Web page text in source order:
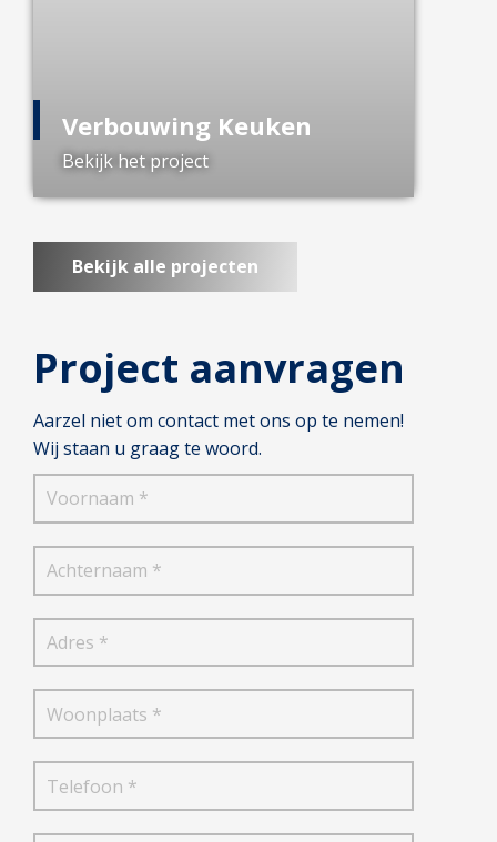
Project aanvragen
Aarzel niet om contact met ons op te nemen!
Wij staan u graag te woord.
Verbouwing Keuken
Bekijk het project
Bekijk alle projecten